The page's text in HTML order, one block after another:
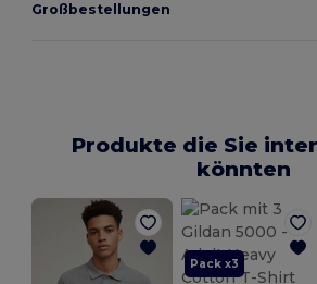
Großbestellungen
Produkte die Sie
könnten
Pack x3